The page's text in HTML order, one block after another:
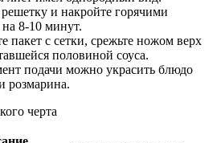
и накройте горячими
8-10 минут.
пакет с сетки, срежьте ножом верх
половиной соуса.
подачи можно украсить блюдо
розмарина.